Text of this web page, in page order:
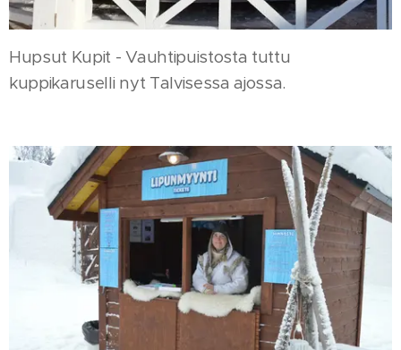
Hupsut Kupit - Vauhtipuistosta tuttu
kuppikaruselli nyt Talvisessa ajossa.